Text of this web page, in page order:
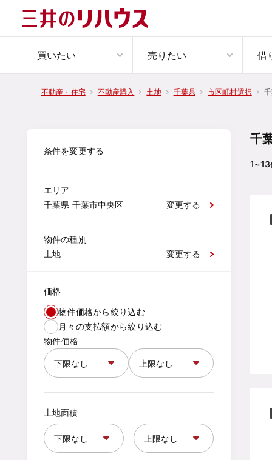
買いたい 売りたい 借
不動産・住宅 不動産購入 土地 千葉県 市区町村選択
条件を変更する
エリア
千葉県 千葉市中央区
変更する
物件の種別
土地
変更する
価格
物件価格から絞り込む
月々の支払額から絞り込む
物件価格
土地面積
千
1~13